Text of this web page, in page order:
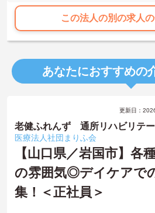
この法人の別の求人
あなたにおすすめの
更新日：
老健ふれんず 通所リハビリテ
医療法人社団まりふ会
【山口県／岩国市】各
の雰囲気◎デイケアで
集！＜正社員＞